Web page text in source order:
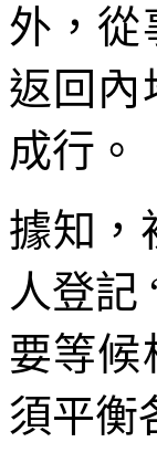
外，從
返回內
成行。
據知，
人登記
要等候
須平衡